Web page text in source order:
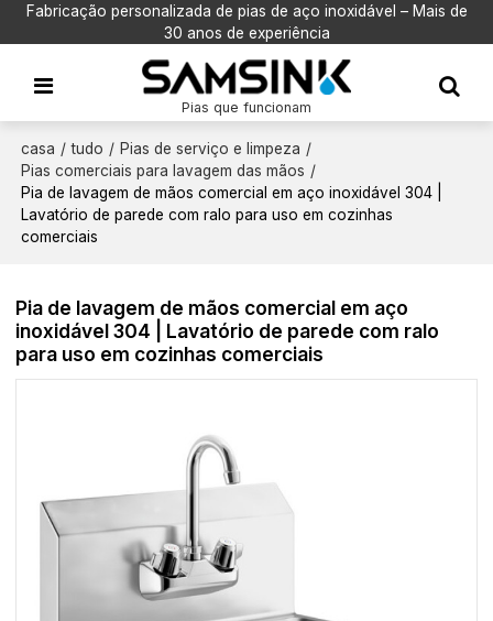
Fabricação personalizada de pias de aço inoxidável – Mais de
30 anos de experiência
Pias que funcionam
casa / tudo / Pias de serviço e limpeza /
Pias comerciais para lavagem das mãos /
Pia de lavagem de mãos comercial em aço inoxidável 304 |
Lavatório de parede com ralo para uso em cozinhas
comerciais
Pia de lavagem de mãos comercial em aço
inoxidável 304 | Lavatório de parede com ralo
para uso em cozinhas comerciais